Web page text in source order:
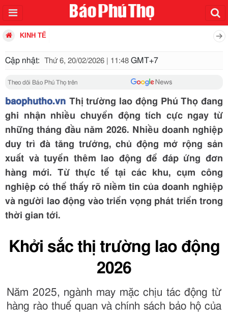
KINH TẾ
Cập nhật: Thứ 6, 20/02/2026 | 11:48 GMT+7
Theo dõi Báo Phú Thọ trên
baophutho.vn Thị trường lao động Phú Thọ đang
ghi nhận nhiều chuyển động tích cực ngay từ
những tháng đầu năm 2026. Nhiều doanh nghiệp
duy trì đà tăng trưởng, chủ động mở rộng sản
xuất và tuyển thêm lao động để đáp ứng đơn
hàng mới. Từ thực tế tại các khu, cụm công
nghiệp có thể thấy rõ niềm tin của doanh nghiệp
và người lao động vào triển vọng phát triển trong
thời gian tới.
Khởi sắc thị trường lao động
2026
Năm 2025, ngành may mặc chịu tác động từ
hàng rào thuế quan và chính sách bảo hộ của